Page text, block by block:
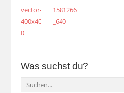
Was suchst du?